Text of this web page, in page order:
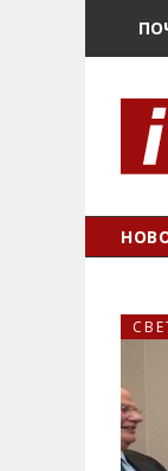
ЖЕНСКО ЗДРАВЈЕ